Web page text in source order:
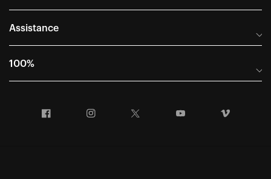
Assistance
Foire aux questions
Conditions générales de vente
100%
Informations sur l'entreprise
Facebook Instagram YouTube